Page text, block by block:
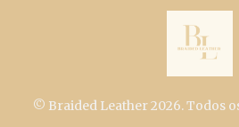
© Braided Leather 2026. Todos